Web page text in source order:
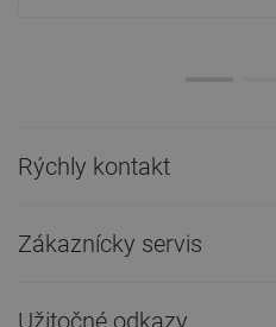
Rýchly kontakt
Zákaznícky servis
Užitočné odkazy